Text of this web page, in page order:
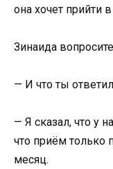
она хочет прийти
Зинаида
— И что ты
— Я сказал, что у
что приём только
месяц.